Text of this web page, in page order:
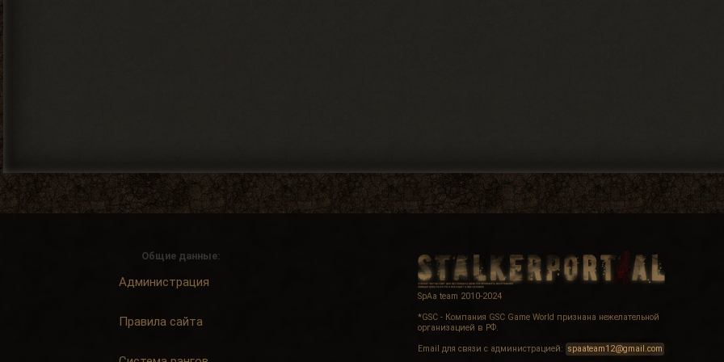
Общие данные:
Администрация
Правила сайта
SpAa team 2010-2024
*GSC - Компания GSC Game World признана нежелательной
организацией в РФ.
Email для связи с администрацией: spaateam12@gmail.com